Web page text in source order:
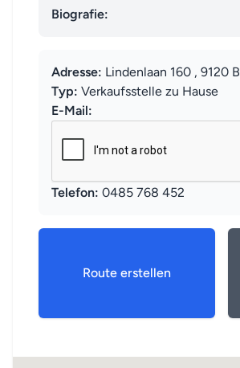
Biografie:
Adresse: Lindenlaan 160 , 9120
Typ: Verkaufsstelle zu Hause
E-Mail:
Telefon: 0485 768 452
Route erstellen